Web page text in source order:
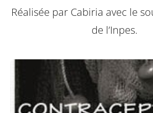
Réalisée par Cabiria avec le
de l’Inpes.